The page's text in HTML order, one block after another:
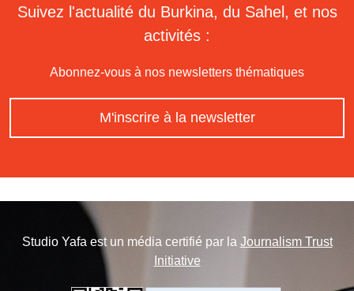
Suivez l'actualité du Burkina, du Sahel, et nos
activités :
Abonnez-vous à nos newsletters thématiques
M'inscrire à la newsletter
Studio Yafa est un média certifié par la Journalism Trust
Initiative